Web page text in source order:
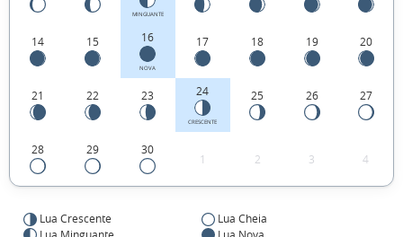
MINGUANTE
14 15 16
NOVA
17 18 19 20
21 22 23 24
CRESCENTE
25 26 27
28 29 30
1 2 3 4
Lua Crescente
Lua Cheia
Lua Minguante
Lua Nova